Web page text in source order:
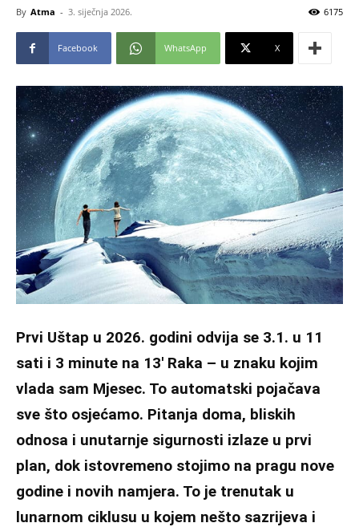
By Atma - 3. siječnja 2026. 6175
Facebook WhatsApp X
Prvi Uštap u 2026. godini odvija se 3.1. u 11
sati i 3 minute na 13′ Raka – u znaku kojim
vlada sam Mjesec. To automatski pojačava
sve što osjećamo. Pitanja doma, bliskih
odnosa i unutarnje sigurnosti izlaze u prvi
plan, dok istovremeno stojimo na pragu nove
godine i novih namjera. To je trenutak u
lunarnom ciklusu u kojem nešto sazrijeva i